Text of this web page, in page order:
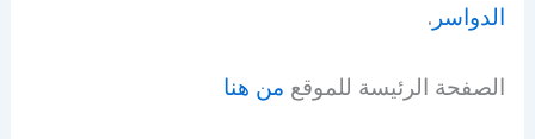
الدواسر .
الصفحة الرئيسة للموقع من هنا